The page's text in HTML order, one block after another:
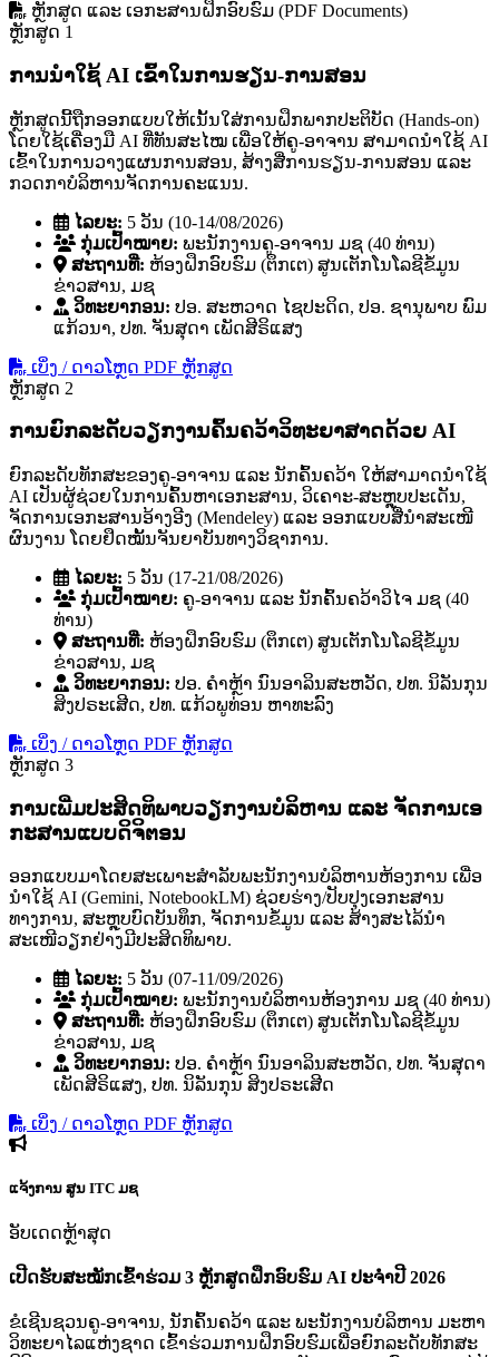
ຫຼັກສູດ ແລະ ເອກະສານຝຶກອົບຮົມ (PDF Documents)
ຫຼັກສູດ 1
ການນໍາໃຊ້ AI ເຂົ້າໃນການຮຽນ-ການສອນ
ຫຼັກສູດນີ້ຖືກອອກແບບໃຫ້ເນັ້ນໃສ່ການຝຶກພາກປະຕິບັດ (Hands-on)
ໂດຍໃຊ້ເຄື່ອງມື AI ທີ່ທັນສະໄໝ ເພື່ອໃຫ້ຄູ-ອາຈານ ສາມາດນໍາໃຊ້ AI
ເຂົ້າໃນການວາງແຜນການສອນ, ສ້າງສື່ການຮຽນ-ການສອນ ແລະ
ກວດກາບໍລິຫານຈັດການຄະແນນ.
ໄລຍະ: 5 ວັນ (10-14/08/2026)
ກຸ່ມເປົ້າໝາຍ: ພະນັກງານຄູ-ອາຈານ ມຊ (40 ທ່ານ)
ສະຖານທີ່: ຫ້ອງຝຶກອົບຮົມ (ຕຶກເຕ) ສູນເຕັກໂນໂລຊີຂໍ້ມູນ
ຂ່າວສານ, ມຊ
ວິທະຍາກອນ: ປອ. ສະຫວາດ ໄຊປະດິດ, ປອ. ຊານຸພາບ ພົມ
ແກ້ວນາ, ປທ. ຈັນສຸດາ ເພັດສີຣິແສງ
ເບິ່ງ / ດາວໂຫຼດ PDF ຫຼັກສູດ
ຫຼັກສູດ 2
ການຍົກລະດັບວຽກງານຄົ້ນຄວ້າວິທະຍາສາດດ້ວຍ AI
ຍົກລະດັບທັກສະຂອງຄູ-ອາຈານ ແລະ ນັກຄົ້ນຄວ້າ ໃຫ້ສາມາດນໍາໃຊ້
AI ເປັນຜູ້ຊ່ວຍໃນການຄົ້ນຫາເອກະສານ, ວິເຄາະ-ສະຫຼຸບປະເດັນ,
ຈັດການເອກະສານອ້າງອີງ (Mendeley) ແລະ ອອກແບບສື່ນໍາສະເໜີ
ຜົນງານ ໂດຍຢຶດໝັ້ນຈັນຍາບັນທາງວິຊາການ.
ໄລຍະ: 5 ວັນ (17-21/08/2026)
ກຸ່ມເປົ້າໝາຍ: ຄູ-ອາຈານ ແລະ ນັກຄົ້ນຄວ້າວິໄຈ ມຊ (40
ທ່ານ)
ສະຖານທີ່: ຫ້ອງຝຶກອົບຮົມ (ຕຶກເຕ) ສູນເຕັກໂນໂລຊີຂໍ້ມູນ
ຂ່າວສານ, ມຊ
ວິທະຍາກອນ: ປອ. ຄໍາຫຼ້າ ນົນອາລິນສະຫວັດ, ປທ. ນິລັນກຸນ
ສິງປຣະເສີດ, ປທ. ແກ້ວພູທ່ອນ ຫາທະລົງ
ເບິ່ງ / ດາວໂຫຼດ PDF ຫຼັກສູດ
ຫຼັກສູດ 3
ການເພີ່ມປະສິດທິພາບວຽກງານບໍລິຫານ ແລະ ຈັດການເອ
ກະສານແບບດິຈິຕອນ
ອອກແບບມາໂດຍສະເພາະສຳລັບພະນັກງານບໍລິຫານຫ້ອງການ ເພື່ອ
ນຳໃຊ້ AI (Gemini, NotebookLM) ຊ່ວຍຮ່າງ/ປັບປຸງເອກະສານ
ທາງການ, ສະຫຼຸບບົດບັນທຶກ, ຈັດການຂໍ້ມູນ ແລະ ສ້າງສະໄລ້ນຳ
ສະເໜີວຽກຢ່າງມີປະສິດທິພາບ.
ໄລຍະ: 5 ວັນ (07-11/09/2026)
ກຸ່ມເປົ້າໝາຍ: ພະນັກງານບໍລິຫານຫ້ອງການ ມຊ (40 ທ່ານ)
ສະຖານທີ່: ຫ້ອງຝຶກອົບຮົມ (ຕຶກເຕ) ສູນເຕັກໂນໂລຊີຂໍ້ມູນ
ຂ່າວສານ, ມຊ
ວິທະຍາກອນ: ປອ. ຄໍາຫຼ້າ ນົນອາລິນສະຫວັດ, ປທ. ຈັນສຸດາ
ເພັດສີຣິແສງ, ປທ. ນິລັນກຸນ ສິງປຣະເສີດ
ເບິ່ງ / ດາວໂຫຼດ PDF ຫຼັກສູດ
ແຈ້ງການ ສູນ ITC ມຊ
ອັບເດດຫຼ້າສຸດ
ເປີດຮັບສະໝັກເຂົ້າຮ່ວມ 3 ຫຼັກສູດຝຶກອົບຮົມ AI ປະຈຳປີ 2026
ຂໍເຊີນຊວນຄູ-ອາຈານ, ນັກຄົ້ນຄວ້າ ແລະ ພະນັກງານບໍລິຫານ ມະຫາ
ວິທະຍາໄລແຫ່ງຊາດ ເຂົ້າຮ່ວມການຝຶກອົບຮົມເພື່ອຍົກລະດັບທັກສະ